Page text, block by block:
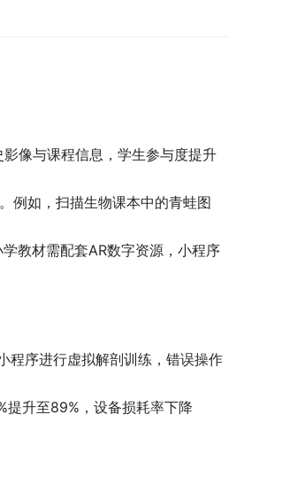
影像与课程信息，学生参与度提升
例如，扫描生物课本中的青蛙图
教材需配套AR数字资源，小程序
程序进行虚拟解剖训练，错误操作
提升至89%，设备损耗率下降